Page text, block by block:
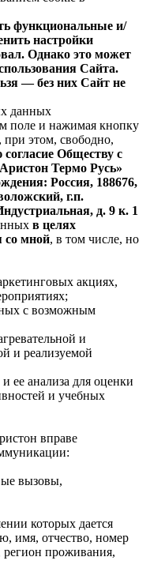
функциональные и/
настройки
Однако это может
Сайта.
— без них Сайт не
данных
поле и нажимая кнопку
при этом, свободно,
согласие Обществу с
Термо Русь»
Россия, 188676,
г.п.
д. 9 к. 1
в целях
со мной, в том числе, но
акциях,
с возможным
и
и реализуемой
ее анализа для оценки
и учебных
вправе
вызовы,
которых дается
имя, отчество, номер
регион проживания,